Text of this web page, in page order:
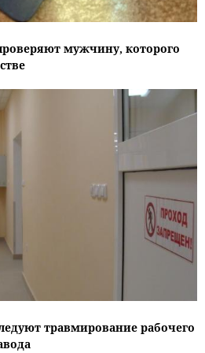
мужчину, которого
травмирование рабочего